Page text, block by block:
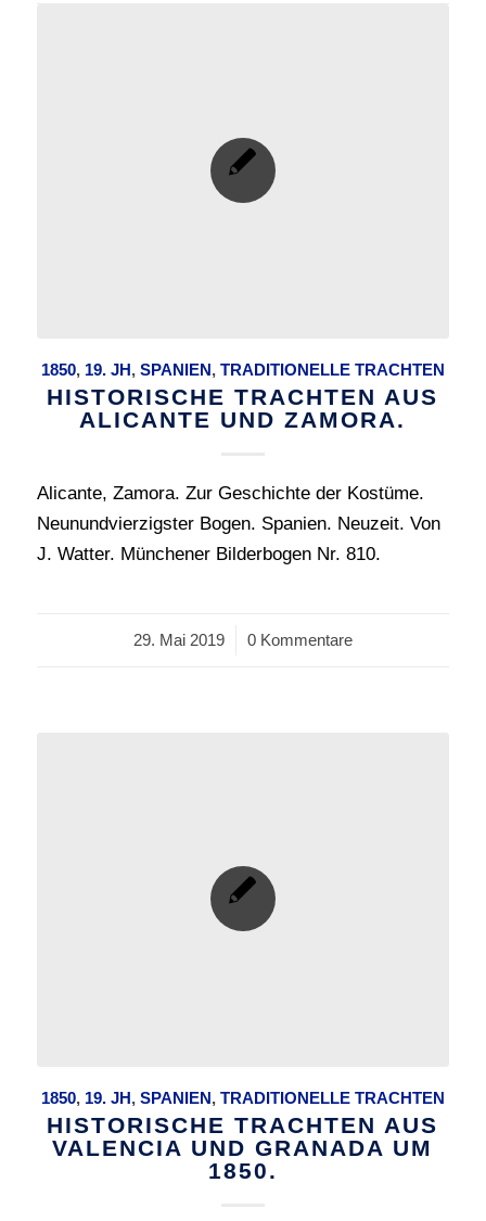
1850, 19. JH, SPANIEN, TRADITIONELLE TRACHTEN
HISTORISCHE TRACHTEN AUS
ALICANTE UND ZAMORA.
Alicante, Zamora. Zur Geschichte der Kostüme.
Neunundvierzigster Bogen. Spanien. Neuzeit. Von
J. Watter. Münchener Bilderbogen Nr. 810.
29. Mai 2019
/ 0 Kommentare
1850, 19. JH, SPANIEN, TRADITIONELLE TRACHTEN
HISTORISCHE TRACHTEN AUS
VALENCIA UND GRANADA UM
1850.